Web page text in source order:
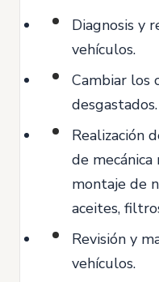
Diagnosis y
vehículos.
Cambiar los
desgastados.
Realización
de
montaje de
aceites,
Revisión y
vehículos.